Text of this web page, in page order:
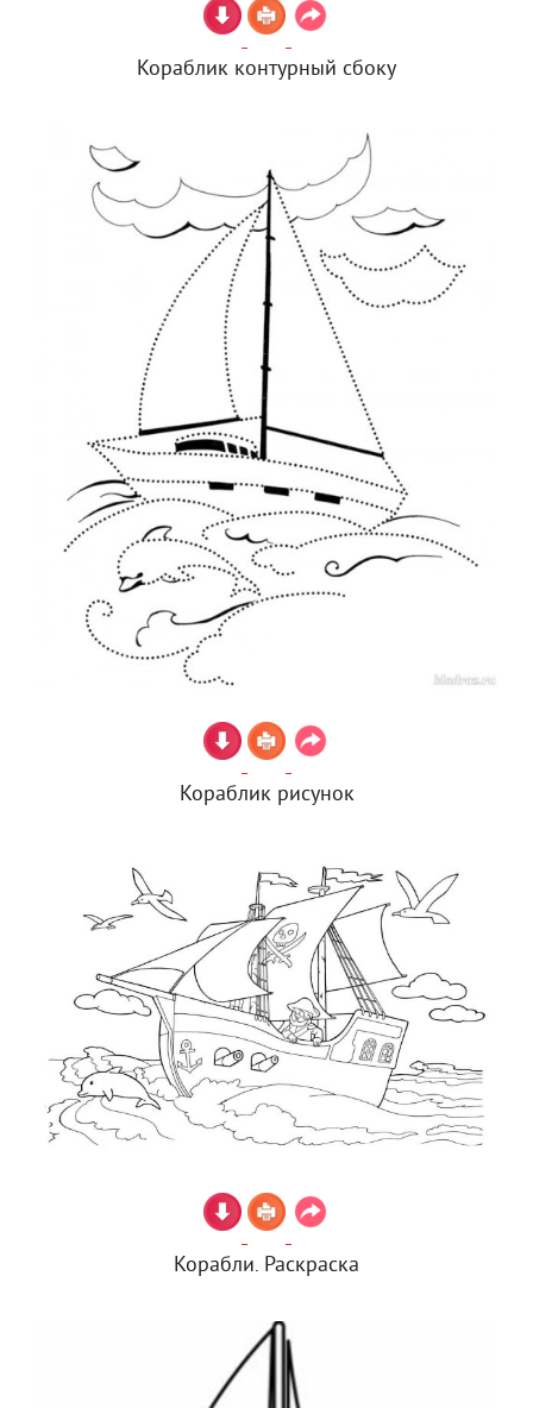
Кораблик контурный сбоку
Кораблик рисунок
Корабли. Раскраска